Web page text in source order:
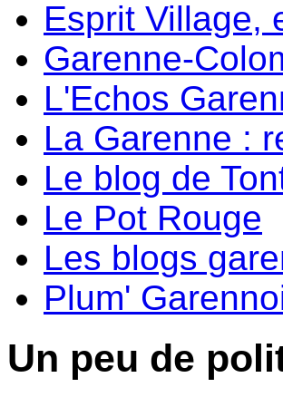
Esprit Village,
Garenne-
L'Echos
La Garenne :
Le blog de
Le Pot Rouge
Les blogs
Plum'
Un peu de